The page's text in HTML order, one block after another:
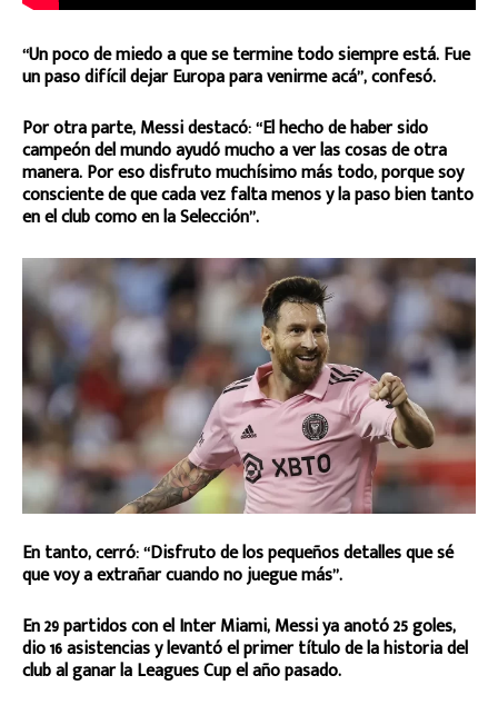
“Un poco de miedo a que se termine todo siempre está. Fue
un paso difícil dejar Europa para venirme acá”, confesó.
Por otra parte, Messi destacó: “El hecho de haber sido
campeón del mundo ayudó mucho a ver las cosas de otra
manera. Por eso disfruto muchísimo más todo, porque soy
consciente de que cada vez falta menos y la paso bien tanto
en el club como en la Selección”.
En tanto, cerró: “Disfruto de los pequeños detalles que sé
que voy a extrañar cuando no juegue más”.
En 29 partidos con el Inter Miami, Messi ya anotó 25 goles,
dio 16 asistencias y levantó el primer título de la historia del
club al ganar la Leagues Cup el año pasado.